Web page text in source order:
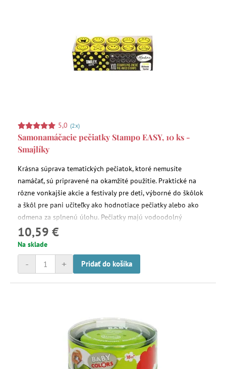
5,0 (2x)
Samonamáčacie pečiatky Stampo EASY, 10 ks -
Smajlíky
Krásna súprava tematických pečiatok, ktoré nemusíte
namáčať, sú pripravené na okamžité použitie. Praktické na
rôzne vonkajšie akcie a festivaly pre deti, výborné do škôlok
a škôl pre pani učiteľky ako hodnotiace pečiatky alebo ako
odmena za splnenú úlohu. Pečiatky majú vodoodolný
atrament. Priemer pečiatky 2,5 cm, 10 ks v balení.
10,59 €
Na sklade
+
- Pridať do košíka